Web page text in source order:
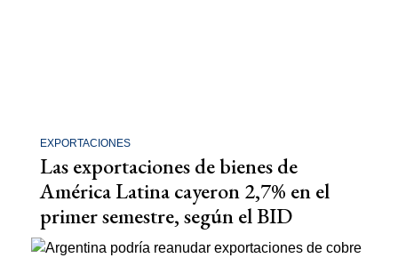
EXPORTACIONES
Las exportaciones de bienes de
América Latina cayeron 2,7% en el
primer semestre, según el BID